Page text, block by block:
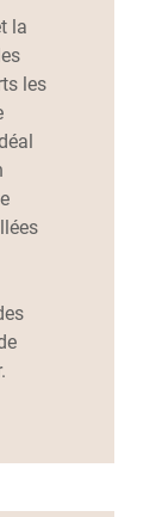
la
les